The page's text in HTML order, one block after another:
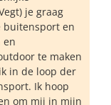
je graag
buitensport en
en
te maken
in de loop der
Ik hoop
om mij in mijn